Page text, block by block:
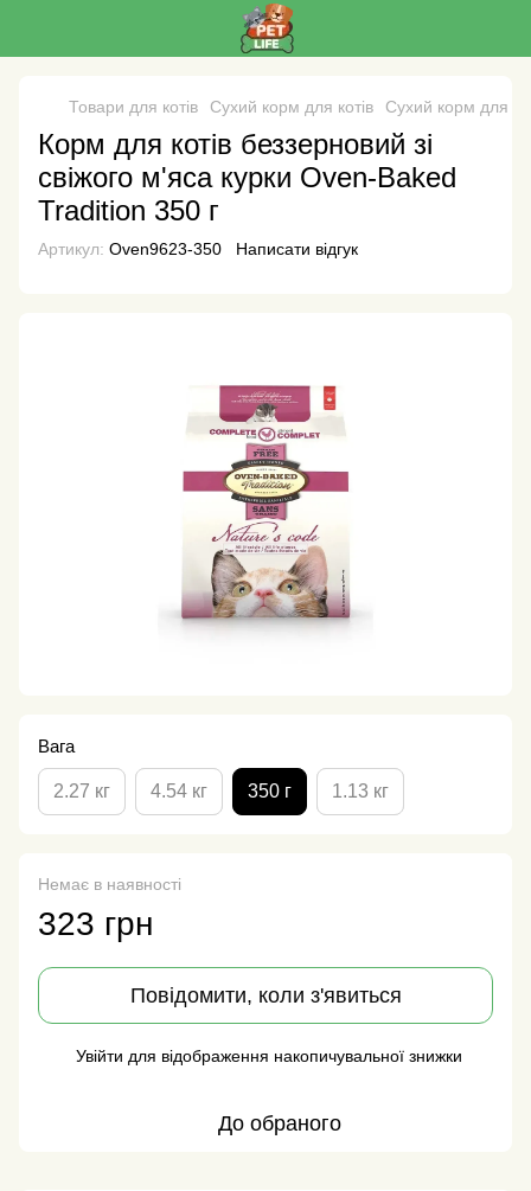
Товари для котів Сухий корм для котів Сухий корм для
Корм для котів беззерновий зі
свіжого м'яса курки Oven-Baked
Tradition 350 г
Артикул: Oven9623-350 Написати відгук
Вага
2.27 кг 4.54 кг 350 г 1.13 кг
Немає в наявності
323 грн
Повідомити, коли з'явиться
Увійти для відображення накопичувальної знижки
До обраного